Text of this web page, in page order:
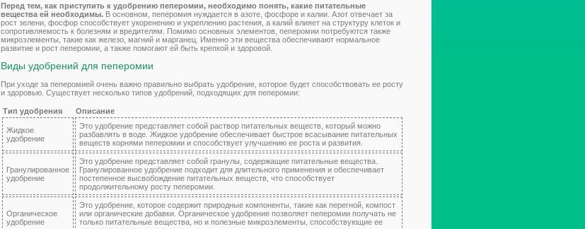
Перед тем, как приступить к удобрению пеперомии, необходимо понять, какие питательные
вещества ей необходимы. В основном, пеперомия нуждается в азоте, фосфоре и калии. Азот отвечает за
рост зелени, фосфор способствует укоренению и укреплению растения, а калий влияет на структуру клеток и
сопротивляемость к болезням и вредителям. Помимо основных элементов, пеперомии потребуются также
микроэлементы, такие как железо, магний и марганец. Именно эти вещества обеспечивают нормальное
развитие и рост пеперомии, а также помогают ей быть крепкой и здоровой.
Виды удобрений для пеперомии
При уходе за пеперомией очень важно правильно выбрать удобрение, которое будет способствовать ее росту
и здоровью. Существует несколько типов удобрений, подходящих для пеперомии:
Тип удобрения Описание
Жидкое
удобрение
Это удобрение представляет собой раствор питательных веществ, который можно
разбавлять в воде. Жидкое удобрение обеспечивает быстрое всасывание питательных
веществ корнями пеперомии и способствует улучшению ее роста и развития.
Гранулированное
удобрение
Это удобрение представляет собой гранулы, содержащие питательные вещества.
Гранулированное удобрение подходит для длительного применения и обеспечивает
постепенное высвобождение питательных веществ, что способствует
продолжительному росту пеперомии.
Органическое
удобрение
Это удобрение, которое содержит природные компоненты, такие как перегной, компост
или органические добавки. Органическое удобрение позволяет пеперомии получать не
только питательные вещества, но и полезные микроэлементы, способствующие ее